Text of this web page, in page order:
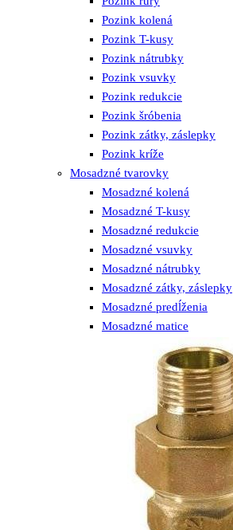
Pozink kolená
Pozink T-kusy
Pozink nátrubky
Pozink vsuvky
Pozink redukcie
Pozink šróbenia
Pozink zátky, záslepky
Pozink kríže
Mosadzné tvarovky
Mosadzné kolená
Mosadzné T-kusy
Mosadzné redukcie
Mosadzné vsuvky
Mosadzné nátrubky
Mosadzné zátky, záslepky
Mosadzné predĺženia
Mosadzné matice